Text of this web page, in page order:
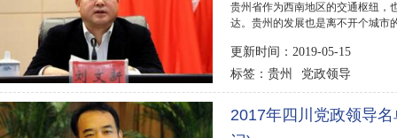
贵州省作为西南地区的交通枢纽，
达。贵州的发展也是离不开个城市
更新时间：2019-05-15
标签： 贵州 党政领导
2017年四川党政领导